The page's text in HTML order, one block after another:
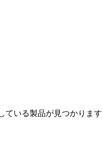
ている製品が見つかります